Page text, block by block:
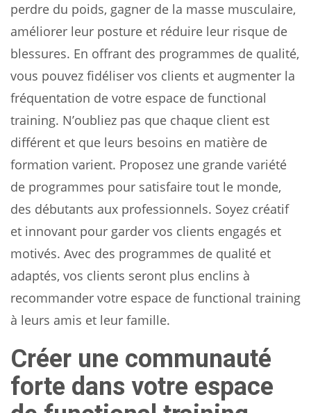
perdre du poids, gagner de la masse musculaire,
améliorer leur posture et réduire leur risque de
blessures. En offrant des programmes de qualité,
vous pouvez fidéliser vos clients et augmenter la
fréquentation de votre espace de functional
training. N’oubliez pas que chaque client est
différent et que leurs besoins en matière de
formation varient. Proposez une grande variété
de programmes pour satisfaire tout le monde,
des débutants aux professionnels. Soyez créatif
et innovant pour garder vos clients engagés et
motivés. Avec des programmes de qualité et
adaptés, vos clients seront plus enclins à
recommander votre espace de functional training
à leurs amis et leur famille.
Créer une communauté
forte dans votre espace